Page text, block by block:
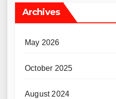
Archives
May 2026
October 2025
August 2024